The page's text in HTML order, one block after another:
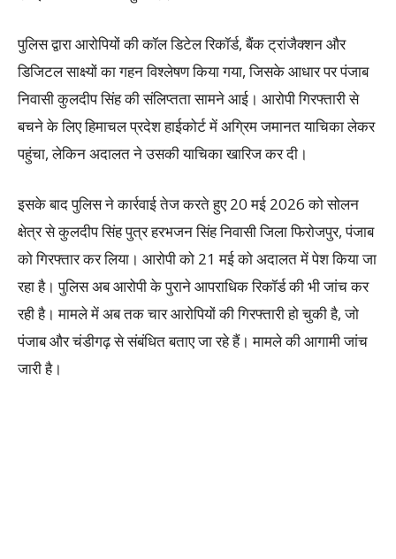
पुलिस द्वारा आरोपियों की कॉल डिटेल रिकॉर्ड, बैंक ट्रांजैक्शन और
डिजिटल साक्ष्यों का गहन विश्लेषण किया गया, जिसके आधार पर पंजाब
निवासी कुलदीप सिंह की संलिप्तता सामने आई। आरोपी गिरफ्तारी से
बचने के लिए हिमाचल प्रदेश हाईकोर्ट में अग्रिम जमानत याचिका लेकर
पहुंचा, लेकिन अदालत ने उसकी याचिका खारिज कर दी।
इसके बाद पुलिस ने कार्रवाई तेज करते हुए 20 मई 2026 को सोलन
क्षेत्र से कुलदीप सिंह पुत्र हरभजन सिंह निवासी जिला फिरोजपुर, पंजाब
को गिरफ्तार कर लिया। आरोपी को 21 मई को अदालत में पेश किया जा
रहा है। पुलिस अब आरोपी के पुराने आपराधिक रिकॉर्ड की भी जांच कर
रही है। मामले में अब तक चार आरोपियों की गिरफ्तारी हो चुकी है, जो
पंजाब और चंडीगढ़ से संबंधित बताए जा रहे हैं। मामले की आगामी जांच
जारी है।